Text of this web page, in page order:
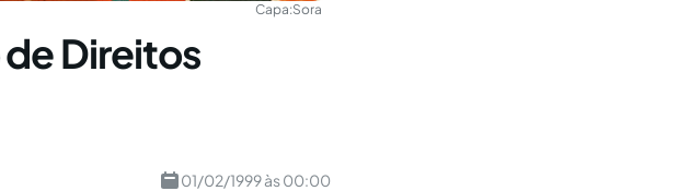
Capa:Sora
Direitos
01/02/1999 às 00:00